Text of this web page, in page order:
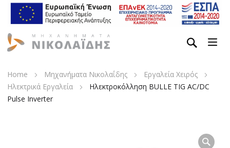
Home Μηχανήματα Νικολαΐδης
Εργαλεία Χειρός
Ηλεκτρικά Εργαλεία
Ηλεκτροκόλληση BULLE TIG AC/DC
Pulse Inverter